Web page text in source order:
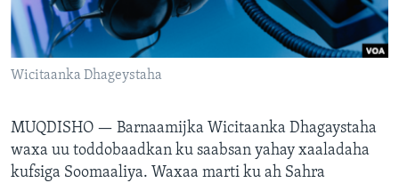
FAAQIDAADDA TODDOBAADKA
DHEXTAALKA TODDOBAADKA
Wicitaanka Dhageystaha
MUQDISHO — Barnaamijka Wicitaanka Dhagaystaha
waxa uu toddobaadkan ku saabsan yahay xaaladaha
kufsiga Soomaaliya. Waxaa marti ku ah Sahra